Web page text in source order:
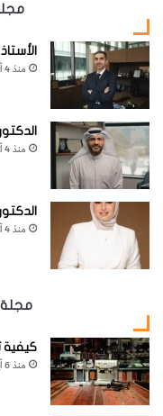
منذ 4 أسابيع
منذ 4 أسابيع
منذ 4 أسابيع
مجلة
كيفية
منذ 6 أيام